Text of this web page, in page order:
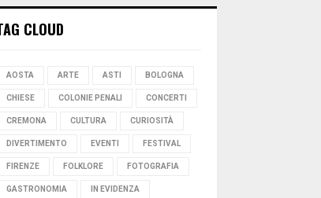
CLOUD
AOSTA ARTE ASTI BOLOGNA
CHIESE COLONIE PENALI CONCERTI
CREMONA CULTURA CURIOSITÀ
DIVERTIMENTO EVENTI FESTIVAL
FIRENZE FOLKLORE FOTOGRAFIA
GASTRONOMIA IN EVIDENZA